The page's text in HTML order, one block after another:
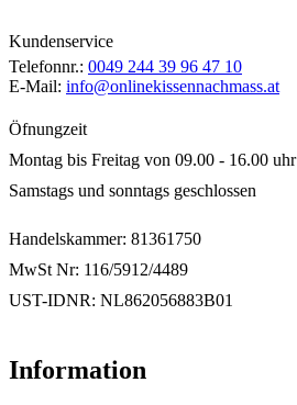
Kundenservice
Telefonnr.: 0049 244 39 96 47 10
E-Mail: info@onlinekissennachmass.at
Öfnungzeit
Montag bis Freitag von 09.00 - 16.00 uhr
Samstags und sonntags geschlossen
Handelskammer: 81361750
MwSt Nr: 116/5912/4489
UST-IDNR: NL862056883B01
Information